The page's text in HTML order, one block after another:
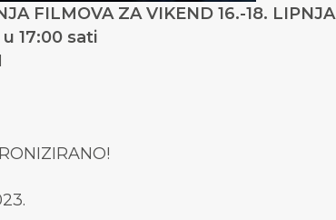
FILMOVA ZA VIKEND 16.-18. LIPNJA
17:00 sati